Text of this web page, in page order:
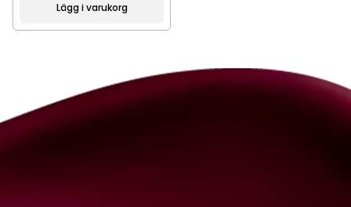
Lägg i varukorg